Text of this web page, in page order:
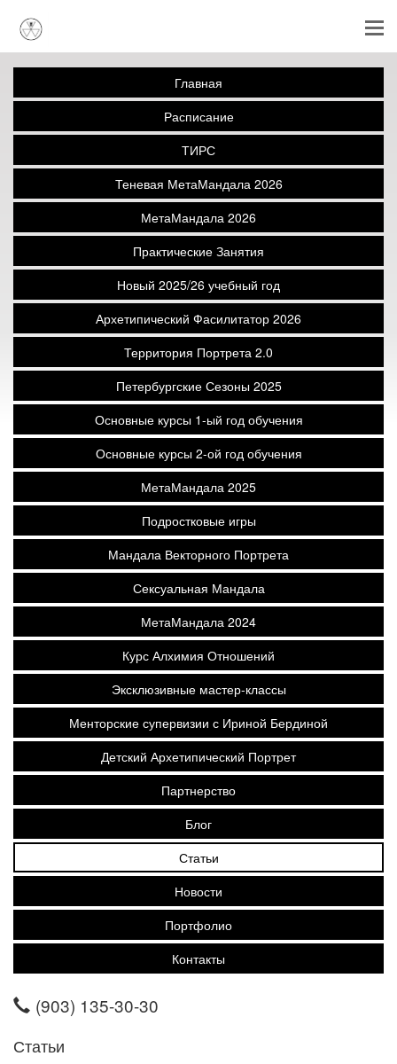
Главная
Расписание
ТИРС
Теневая МетаМандала 2026
МетаМандала 2026
Практические Занятия
Новый 2025/26 учебный год
Архетипический Фасилитатор 2026
Территория Портрета 2.0
Петербургские Сезоны 2025
Основные курсы 1-ый год обучения
Основные курсы 2-ой год обучения
МетаМандала 2025
Подростковые игры
Мандала Векторного Портрета
Сексуальная Мандала
МетаМандала 2024
Курс Алхимия Отношений
Эксклюзивные мастер-классы
Менторские супервизии с Ириной Бердиной
Детский Архетипический Портрет
Партнерство
Блог
Статьи
Новости
Портфолио
Контакты
(903) 135-30-30
Статьи